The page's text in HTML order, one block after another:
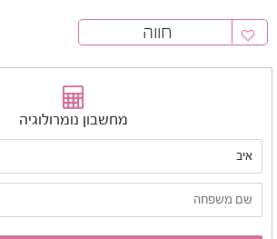
חווה
מחשבון נומרולוגיה